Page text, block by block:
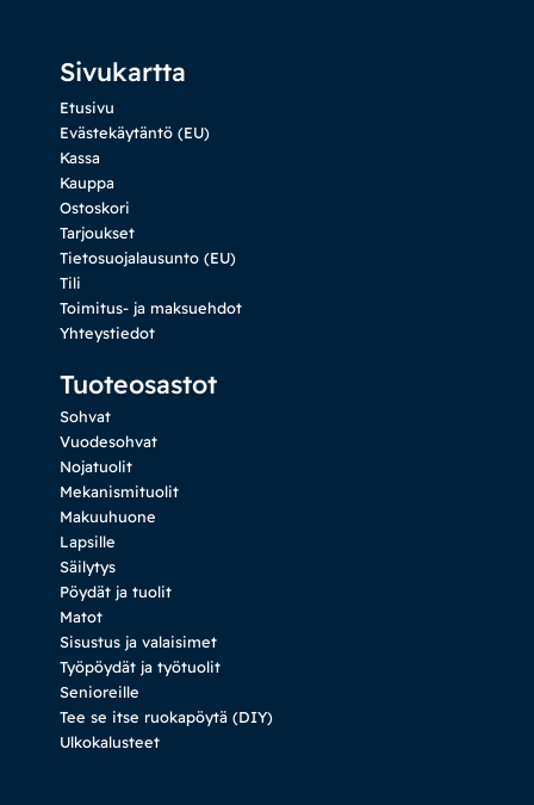
Sivukartta
Etusivu
Evästekäytäntö (EU)
Kassa
Kauppa
Ostoskori
Tarjoukset
Tietosuojalausunto (EU)
Tili
Toimitus- ja maksuehdot
Yhteystiedot
Tuoteosastot
Sohvat
Vuodesohvat
Nojatuolit
Mekanismituolit
Makuuhuone
Lapsille
Säilytys
Pöydät ja tuolit
Matot
Sisustus ja valaisimet
Työpöydät ja työtuolit
Senioreille
Tee se itse ruokapöytä (DIY)
Ulkokalusteet